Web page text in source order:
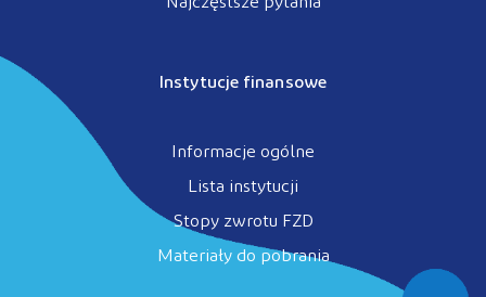
Instytucje finansowe
Informacje ogólne
Lista instytucji
Stopy zwrotu FZD
Materiały do pobrania